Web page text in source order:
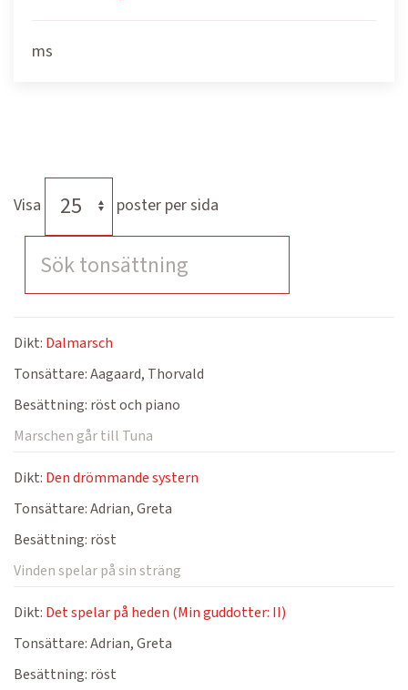
ms
Visa poster per sida
Dikt: Dalmarsch
Tonsättare:Aagaard, Thorvald
Besättning: röst och piano
Marschen går till Tuna
Dikt: Den drömmande systern
Tonsättare:Adrian, Greta
Besättning: röst
Vinden spelar på sin sträng
Dikt: Det spelar på heden (Min guddotter: II)
Tonsättare:Adrian, Greta
Besättning: röst